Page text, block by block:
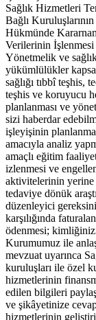
Sağlık Hizmetleri
Bağlı
Hükmünde
Verilerinin İşlenmesi
Yönetmelik ve
yükümlülükler
sağlığı tıbbî teşhis,
teşhis ve koruyucu
planlanması ve
sizi haberdar
işleyişinin
amacıyla analiz
amaçlı eğitim
izlenmesi ve
aktivitelerinin yerine
tedaviye dönük
düzenleyici
karşılığında
ödenmesi;
Kurumumuz ile
mevzuat uyarınca
kuruluşları ile özel
hizmetlerinin
edilen bilgileri
ve şikâyetinize
hizmetlerinin